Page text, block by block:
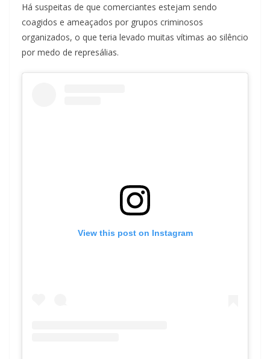
Há suspeitas de que comerciantes estejam sendo
coagidos e ameaçados por grupos criminosos
organizados, o que teria levado muitas vítimas ao silêncio
por medo de represálias.
View this post on Instagram